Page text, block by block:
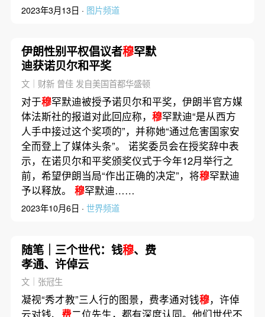
2023年3月13日 · 图片频道
伊朗性别平权倡议者穆罕默
迪获诺贝尔和平奖
文｜财新 曾佳 发自美国首都华盛顿
对于穆罕默迪被授予诺贝尔和平奖，伊朗半官方媒
体法斯社的报道对此回应称， 穆罕默迪“是从西方
人手中接过这个奖项的”，并称她“通过危害国家安
全而登上了媒体头条”。 诺奖委员会在授奖辞中表
示，在诺贝尔和平奖颁奖仪式于今年12月举行之
前，希望伊朗当局“作出正确的决定”，将穆罕默迪
予以释放。 穆罕默迪……
2023年10月6日 · 世界频道
随笔｜三个世代：钱穆、费
孝通、许倬云
文｜张冠生
凝视“秀才教”三人行的图景，费孝通对钱穆，许倬
云对钱、 费二位先生，都有深度认同。他们世代不